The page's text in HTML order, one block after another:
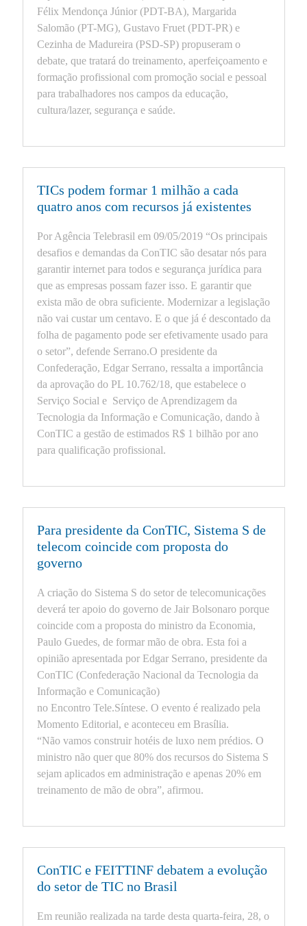
Félix Mendonça Júnior (PDT-BA), Margarida
Salomão (PT-MG), Gustavo Fruet (PDT-PR) e
Cezinha de Madureira (PSD-SP) propuseram o
debate, que tratará do treinamento, aperfeiçoamento e
formação profissional com promoção social e pessoal
para trabalhadores nos campos da educação,
cultura/lazer, segurança e saúde.
TICs podem formar 1 milhão a cada
quatro anos com recursos já existentes
Por Agência Telebrasil em 09/05/2019 “Os principais
desafios e demandas da ConTIC são desatar nós para
garantir internet para todos e segurança jurídica para
que as empresas possam fazer isso. E garantir que
exista mão de obra suficiente. Modernizar a legislação
não vai custar um centavo. E o que já é descontado da
folha de pagamento pode ser efetivamente usado para
o setor”, defende Serrano.O presidente da
Confederação, Edgar Serrano, ressalta a importância
da aprovação do PL 10.762/18, que estabelece o
Serviço Social e Serviço de Aprendizagem da
Tecnologia da Informação e Comunicação, dando à
ConTIC a gestão de estimados R$ 1 bilhão por ano
para qualificação profissional.
Para presidente da ConTIC, Sistema S de
telecom coincide com proposta do
governo
A criação do Sistema S do setor de telecomunicações
deverá ter apoio do governo de Jair Bolsonaro porque
coincide com a proposta do ministro da Economia,
Paulo Guedes, de formar mão de obra. Esta foi a
opinião apresentada por Edgar Serrano, presidente da
ConTIC (Confederação Nacional da Tecnologia da
Informação e Comunicação)
no Encontro Tele.Síntese. O evento é realizado pela
Momento Editorial, e aconteceu em Brasília.
“Não vamos construir hotéis de luxo nem prédios. O
ministro não quer que 80% dos recursos do Sistema S
sejam aplicados em administração e apenas 20% em
treinamento de mão de obra”, afirmou.
ConTIC e FEITTINF debatem a evolução
do setor de TIC no Brasil
Em reunião realizada na tarde desta quarta-feira, 28, o